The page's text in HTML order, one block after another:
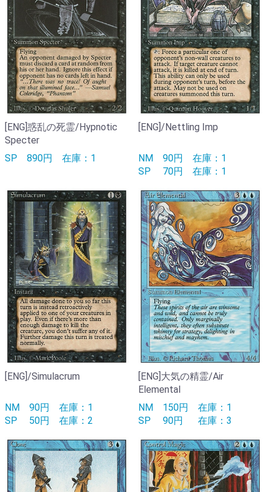
[ENG]惑乱の死霊/Hypnotic
Specter
SP 890円 在庫：1
[ENG]/Nettling Imp
NM 90円 在庫：1
SP
70円 在庫：1
[ENG]/Simulacrum
NM 90円 在庫：1
SP
50円 在庫：2
[ENG]大気の精霊/Air
Elemental
NM 150円 在庫：1
SP
90円 在庫：3